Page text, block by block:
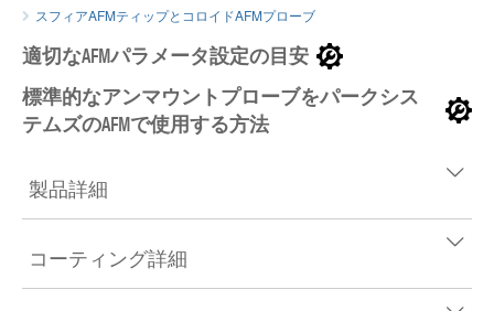
スフィアAFMティップとコロイドAFMプローブ
適切なAFMパラメータ設定の目安
標準的なアンマウントプローブをパークシス
テムズのAFMで使用する方法
製品詳細
コーティング詳細